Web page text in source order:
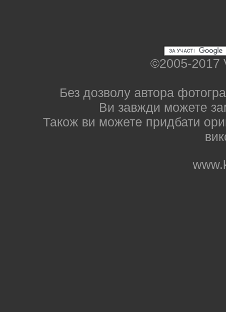
©2005-2017
Без дозволу автора
Ви завжди можете
Також ви можете придбати